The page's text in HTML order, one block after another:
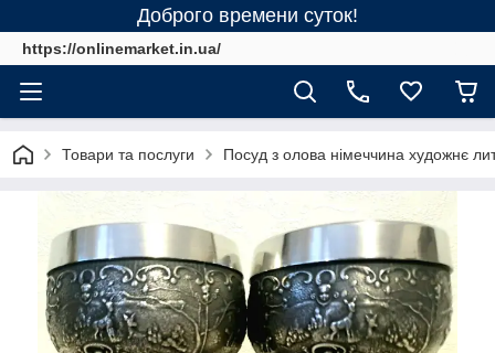
Доброго времени суток!
https://onlinemarket.in.ua/
Товари та послуги Посуд з олова німеччина художнє